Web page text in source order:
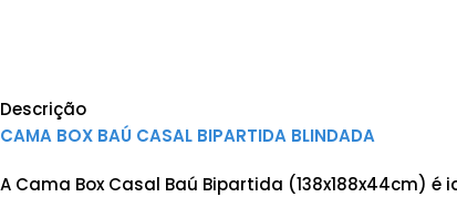
Descrição
CAMA BOX BAÚ CASAL BIPARTIDA BLINDADA
A Cama Box Casal Baú Bipartida (138x188x44cm)